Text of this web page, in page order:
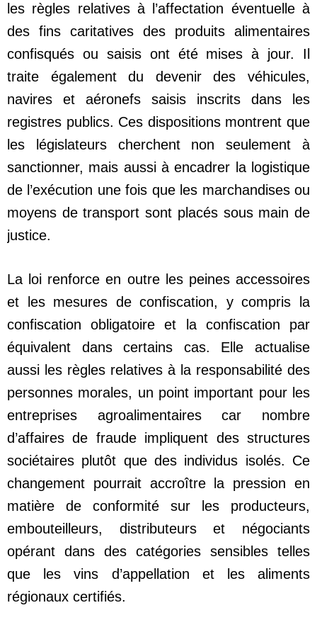
les règles relatives à l’affectation éventuelle à
des fins caritatives des produits alimentaires
confisqués ou saisis ont été mises à jour. Il
traite également du devenir des véhicules,
navires et aéronefs saisis inscrits dans les
registres publics. Ces dispositions montrent que
les législateurs cherchent non seulement à
sanctionner, mais aussi à encadrer la logistique
de l’exécution une fois que les marchandises ou
moyens de transport sont placés sous main de
justice.
La loi renforce en outre les peines accessoires
et les mesures de confiscation, y compris la
confiscation obligatoire et la confiscation par
équivalent dans certains cas. Elle actualise
aussi les règles relatives à la responsabilité des
personnes morales, un point important pour les
entreprises agroalimentaires car nombre
d’affaires de fraude impliquent des structures
sociétaires plutôt que des individus isolés. Ce
changement pourrait accroître la pression en
matière de conformité sur les producteurs,
embouteilleurs, distributeurs et négociants
opérant dans des catégories sensibles telles
que les vins d’appellation et les aliments
régionaux certifiés.